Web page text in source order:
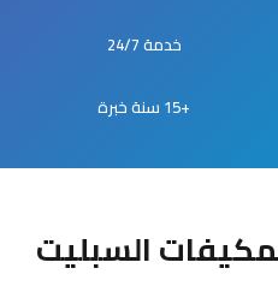
خدمة 24/7
+15 سنة خبرة
السبليت